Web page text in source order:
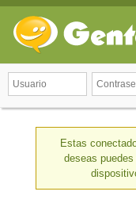
Estas
deseas